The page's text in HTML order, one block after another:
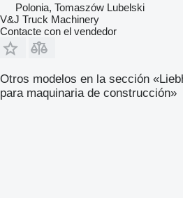
Polonia, Tomaszów Lubelski
V&J Truck Machinery
Contacte con el vendedor
Otros modelos en la sección
para maquinaria de construcción»